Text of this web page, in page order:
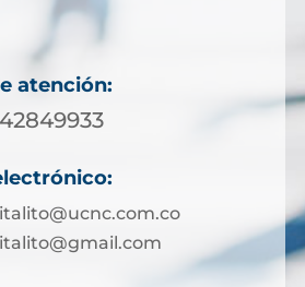
atención: